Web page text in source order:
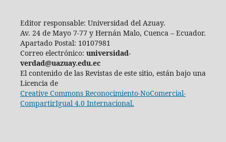
Editor responsable: Universidad del Azuay.
Av. 24 de Mayo 7-77 y Hernán Malo, Cuenca – Ecuador.
Apartado Postal: 10107981
Correo electrónico: universidad-
verdad@uazuay.edu.ec
El contenido de las Revistas de este sitio, están bajo una
Licencia de
Creative Commons Reconocimiento-NoComercial-
CompartirIgual 4.0 Internacional.